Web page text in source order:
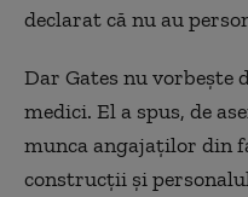
declarat că nu au
Dar Gates nu vorbește
medici. El a spus, de
munca angajaților din
construcții și